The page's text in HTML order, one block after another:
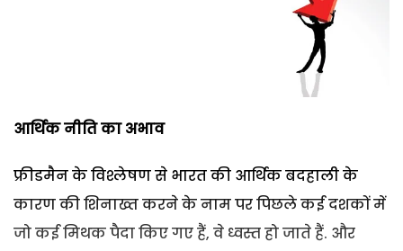
आर्थिक नीति का अभाव
फ्रीडमैन के विश्लेषण से भारत की आर्थिक बदहाली के
कारण की शिनाख्त करने के नाम पर पिछले कई दशकों में
जो कई मिथक पैदा किए गए हैं, वे ध्वस्त हो जाते हैं. और